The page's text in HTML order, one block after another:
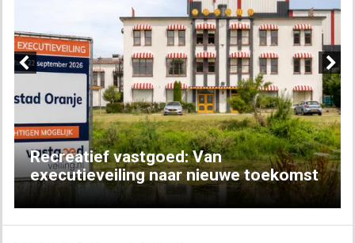
Recreatief vastgoed: Van
executieveiling naar nieuwe toekomst
Next